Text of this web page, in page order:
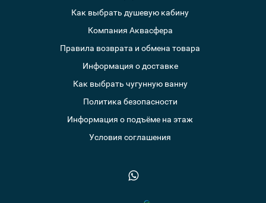
Как выбрать душевую кабину
Компания Аквасфера
Правила возврата и обмена товара
Информация о доставке
Как выбрать чугунную ванну
Политика безопасности
Информация о подъёме на этаж
Условия соглашения